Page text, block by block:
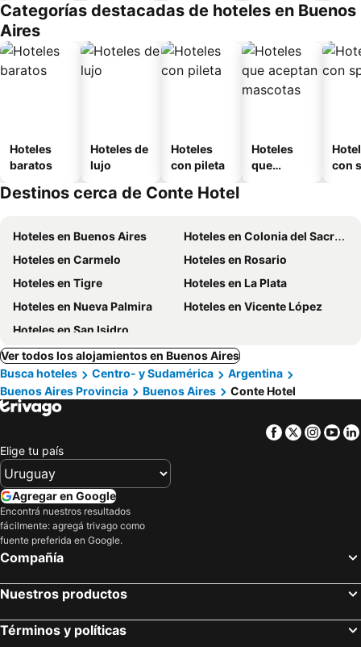
Categorías destacadas de hoteles en Buenos
Aires
Hoteles
baratos
Hoteles de
lujo
Hoteles
con pileta
Hoteles
que
con
Destinos cerca de Conte Hotel
Hoteles en Buenos Aires
Hoteles en Colonia del Sacramento
Hoteles en Carmelo
Hoteles en Rosario
Hoteles en Tigre
Hoteles en La Plata
Hoteles en Nueva Palmira
Hoteles en Vicente López
Hoteles en San Isidro
Ver todos los alojamientos en Buenos Aires
Busca hoteles
Centro- y Sudamérica
Argentina
Buenos Aires Provincia
Buenos Aires Conte Hotel
Facebook
Twitter
Elige tu país
Agregar en Google
Encontrá nuestros resultados
fácilmente: agregá trivago como
fuente preferida en Google.
Compañía
Nuestros productos
Términos y políticas